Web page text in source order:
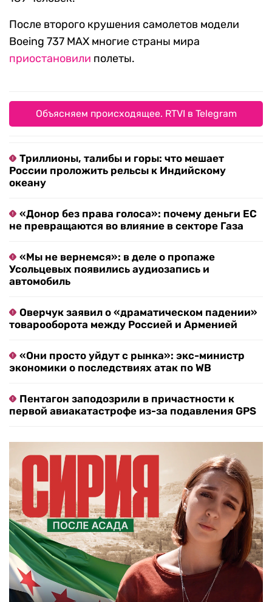
После второго крушения самолетов модели
Boeing 737 MAX многие страны мира
приостановили полеты.
Объясняем происходящее. RTVI в Telegram
Триллионы, талибы и горы: что мешает
России проложить рельсы к Индийскому
океану
«Донор без права голоса»: почему деньги ЕС
не превращаются во влияние в секторе Газа
«Мы не вернемся»: в деле о пропаже
Усольцевых появились аудиозапись и
автомобиль
Оверчук заявил о «драматическом падении»
товарооборота между Россией и Арменией
«Они просто уйдут с рынка»: экс-министр
экономики о последствиях атак по WB
Пентагон заподозрили в причастности к
первой авиакатастрофе из-за подавления GPS